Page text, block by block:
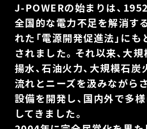
J-POWERの始まりは、1952
全国的な電力不足を解消す
れた「電源開発促進法」にも
されました。それ以来、大
揚水、石油火力、大規模石炭
流れとニーズを汲みながら
設備を開発し、国内外で多
してきました。